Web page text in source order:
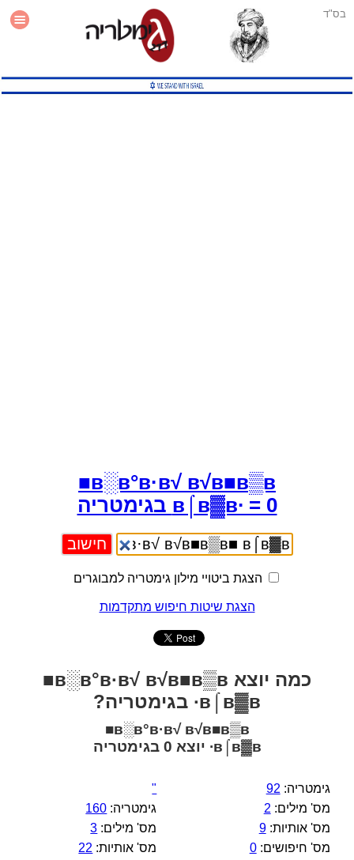
בס"ד
עזרה
в░в°в·в√ в√в■в▒в■
в⌠в▓в∙ = 0 בגימטריה
הצגת ביטויי מילון גימטריה למבוגרים
הצגת שיטות חיפוש מתקדמות
כמה יוצא в░в°в·в√ в√в■в▒в■
в⌠в▓в∙ בגימטריה?
в░в°в·в√ в√в■в▒в■
в⌠в▓в∙ יוצא 0 בגימטריה
גימטריה: 92
מס' מילים: 2
מס' אותיות:9
מס' חיפושים:0
"
גימטריה: 160
מס' מילים: 3
מס' אותיות: 22